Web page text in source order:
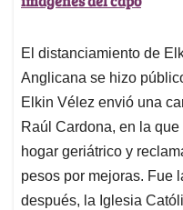
El distanciamiento de
Anglicana se hizo
Elkin Vélez envió una
Raúl Cardona, en la
hogar geriátrico y
pesos por mejoras. Fue
después, la Iglesia